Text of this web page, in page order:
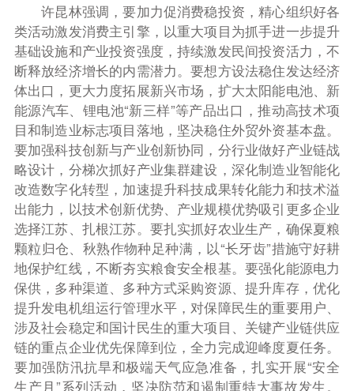
许昆林强调，要加力促消费稳投资，精心组织好各
类活动激发消费主引擎，以重大项目为抓手进一步提升
基础设施和产业投资强度，持续激发民间投资活力，不
断释放经济增长的内需潜力。要想方设法稳住发达经济
体出口，更大力度拓展新兴市场，扩大太阳能电池、新
能源汽车、锂电池“新三样”等产品出口，推动高技术项
目和制造业标志项目落地，坚决稳住外贸外资基本盘。
要加强科技创新与产业创新协同，分行业做好产业链战
略设计，分梯次抓好产业集群建设，深化制造业智能化
改造数字化转型，加速提升科技成果转化能力和技术溢
出能力，以技术创新优势、产业规模优势吸引更多企业
选择江苏、扎根江苏。要扎实抓好农业生产，确保夏粮
颗粒归仓、秋熟作物种足种满，以“长牙齿”措施守好耕
地保护红线，不断夯实粮食安全根基。要强化能源电力
保供，多种渠道、多种方式采购资源、提升库存，优化
提升发电机组运行管理水平，对保障民生的重要用户、
涉及社会稳定和国计民生的重大项目、关键产业链供应
链的重点企业优先保障到位，全力完成迎峰度夏任务。
要加强防汛抗旱和极端天气应急准备，扎实开展“安全
生产月”系列活动，坚决防范和遏制重特大事故发生。